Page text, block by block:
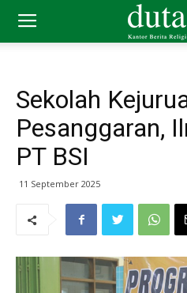
Sekolah
Pesanggaran,
PT BSI
11 September 2025